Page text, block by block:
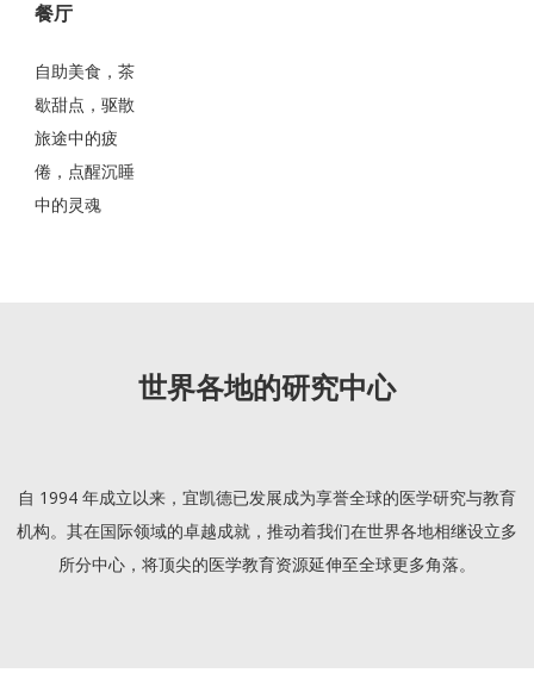
餐厅
自助美食，茶
歇甜点，驱散
旅途中的疲
倦，点醒沉睡
中的灵魂
世界各地的研究中心
自 1994 年成立以来，宜凯德已发展成为享誉全球的医学研究与教育
机构。其在国际领域的卓越成就，推动着我们在世界各地相继设立多
所分中心，将顶尖的医学教育资源延伸至全球更多角落。